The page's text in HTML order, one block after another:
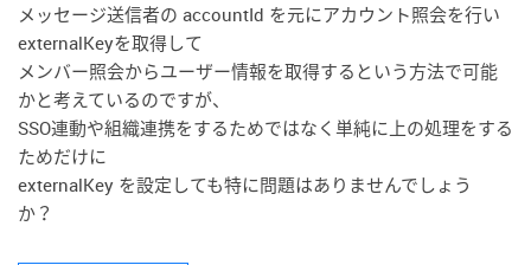
メッセージ送信者の accountId を元にアカウント照会を行い
externalKeyを取得して
メンバー照会からユーザー情報を取得するという方法で可能
かと考えているのですが、
SSO連動や組織連携をするためではなく単純に上の処理をする
ためだけに
externalKey を設定しても特に問題はありませんでしょう
か？